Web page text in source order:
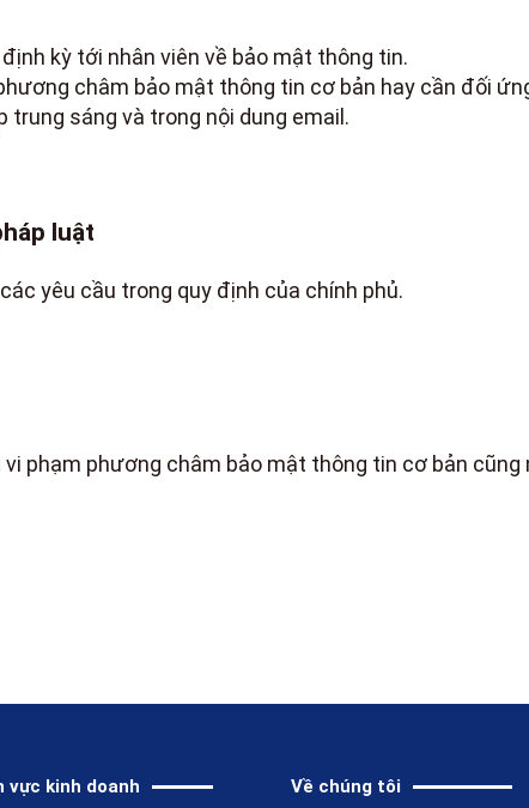
kỳ tới nhân viên về bảo mật thông tin.
châm bảo mật thông tin cơ bản hay cần đối
sáng và trong nội dung email.
luật
yêu cầu trong quy định của chính phủ.
phạm phương châm bảo mật thông tin cơ bản cũng
vực kinh doanh Về chúng tôi